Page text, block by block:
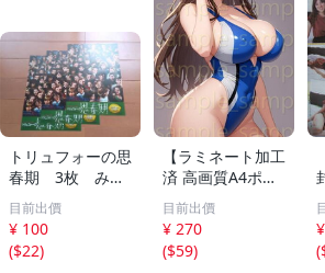
トリュフォーの思
春期 3枚 みゆ
き座 ジュリー
デムソー ｋ
目前出價
¥ 100
($22)
【ラミネート加工
済 高画質A4ポス
ター】1582 AI美
女 イラスト ポス
ター セクシー か
わいい 水着 下着
目前出價
¥ 270
($59)
(